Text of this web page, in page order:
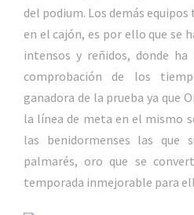
del podium. Los demás
en el cajón, es por ello que se
intensos y reñidos, donde
comprobación de los
ganadora de la prueba ya que
la línea de meta en el mismo
las benidormenses las que
palmarés, oro que se
temporada inmejorable para